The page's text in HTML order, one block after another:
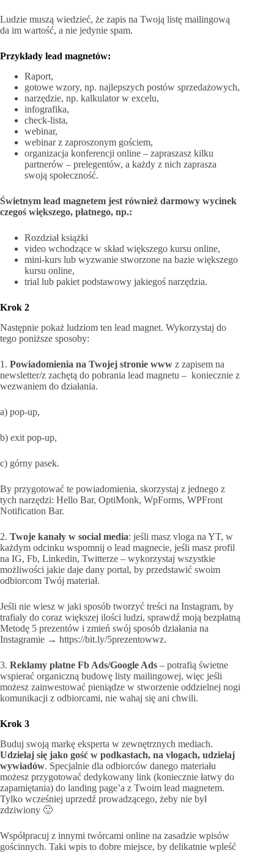
Ludzie muszą wiedzieć, że zapis na Twoją listę mailingową
da im wartość, a nie jedynie spam.
Przykłady lead magnetów:
Raport,
gotowe wzory, np. najlepszych postów sprzedażowych,
narzędzie, np. kalkulator w excelu,
infografika,
check-lista,
webinar,
webinar z zaproszonym gościem,
organizacja konferencji online – zapraszasz kilku
partnerów – prelegentów, a każdy z nich zaprasza
swoją społeczność.
Świetnym lead magnetem jest również darmowy wycinek
czegoś większego, płatnego, np.:
Rozdział książki
video wchodzące w skład większego kursu online,
mini-kurs lub wyzwanie stworzone na bazie większego
kursu online,
trial lub pakiet podstawowy jakiegoś narzędzia.
Krok 2
Następnie pokaż ludziom ten lead magnet. Wykorzystaj do
tego poniższe sposoby:
1. Powiadomienia na Twojej stronie www z zapisem na
newsletter/z zachętą do pobrania lead magnetu – koniecznie z
wezwaniem do działania.
a) pop-up,
b) exit pop-up,
c) górny pasek.
By przygotować te powiadomienia, skorzystaj z jednego z
tych narzędzi: Hello Bar, OptiMonk, WpForms, WPFront
Notification Bar.
2. Twoje kanały w social media: jeśli masz vloga na YT, w
każdym odcinku wspomnij o lead magnecie, jeśli masz profil
na IG, Fb, Linkedin, Twitterze – wykorzystaj wszystkie
możliwości jakie daje dany portal, by przedstawić swoim
odbiorcom Twój materiał.
Jeśli nie wiesz w jaki sposób tworzyć treści na Instagram, by
trafiały do coraz większej ilości ludzi, sprawdź moją bezpłatną
Metodę 5 prezentów i zmień swój sposób działania na
Instagramie → https://bit.ly/5prezentowwz.
3. Reklamy płatne Fb Ads/Google Ads – potrafią świetne
wspierać organiczną budowę listy mailingowej, więc jeśli
możesz zainwestować pieniądze w stworzenie oddzielnej nogi
komunikacji z odbiorcami, nie wahaj się ani chwili.
Krok 3
Buduj swoją markę eksperta w zewnętrznych mediach.
Udzielaj się jako gość w podkastach, na vlogach, udzielaj
wywiadów. Specjalnie dla odbiorców danego materiału
możesz przygotować dedykowany link (koniecznie łatwy do
zapamiętania) do landing page’a z Twoim lead magnetem.
Tylko wcześniej uprzedź prowadzącego, żeby nie był
zdziwiony 🙂
Współpracuj z innymi twórcami online na zasadzie wpisów
gościnnych. Taki wpis to dobre miejsce, by delikatnie wpleść